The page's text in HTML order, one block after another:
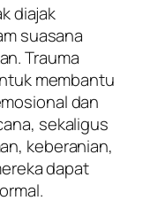
diajak
suasana
Trauma
membantu
dan
sekaligus
keberanian,
dapat